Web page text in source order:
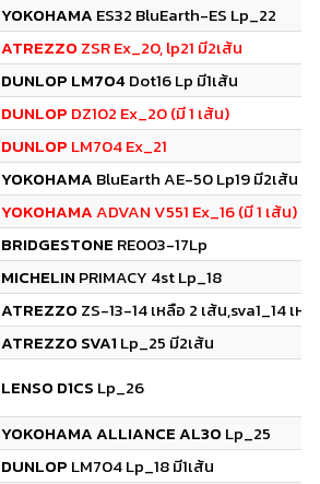
YOKOHAMA ES32 BluEarth-ES Lp_22
ATREZZO ZSR Ex_20, lp21 มี2เส้น
DUNLOP LM704 Dot16 Lp มี1เส้น
DUNLOP DZ102 Ex_20 (มี 1 เส้น)
DUNLOP LM704 Ex_21
YOKOHAMA BluEarth AE-50 Lp19 มี2เส้น
YOKOHAMAADVAN V551 Ex_16 (มี 1 เส้น)
BRIDGESTONE RE003-17Lp
MICHELIN PRIMACY 4st Lp_18
ATREZZO ZS-13-14 เหลือ 2 เส้น,sva1_14 เหลื
ATREZZO SVA1 Lp_25 มี2เส้น
LENSO D1CS Lp_26
YOKOHAMA ALLIANCE AL30 Lp_25
DUNLOP LM704 Lp_18 มี1เส้น